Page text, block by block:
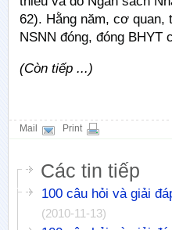
62). Hằng năm, cơ quan,
NSNN đóng, đóng BHYT
(Còn tiếp ...)
Mail Print
Các tin tiếp
100 câu hỏi và giải
(2010-11-13)